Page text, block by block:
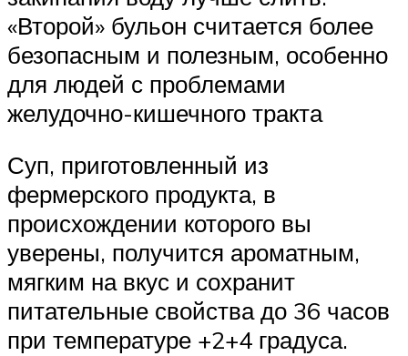
«Второй» бульон считается более
безопасным и полезным, особенно
для людей с проблемами
желудочно-кишечного тракта
Суп, приготовленный из
фермерского продукта, в
происхождении которого вы
уверены, получится ароматным,
мягким на вкус и сохранит
питательные свойства до 36 часов
при температуре +2+4 градуса.